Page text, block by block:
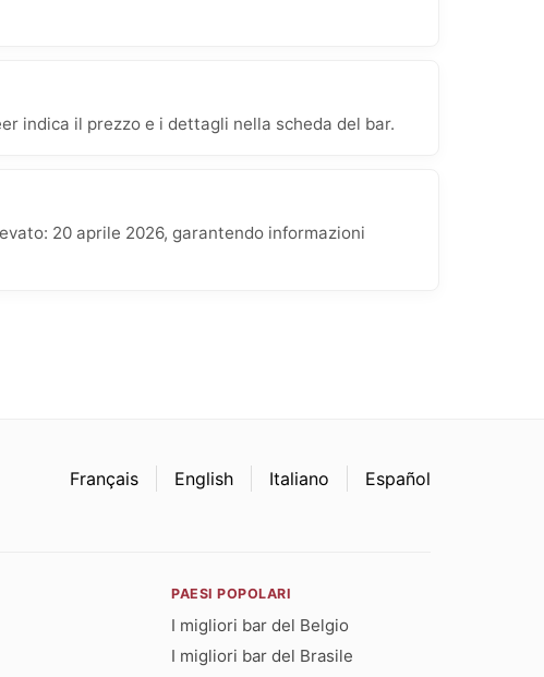
indica il prezzo e i dettagli nella scheda del bar.
20 aprile 2026, garantendo informazioni
Français English Italiano Español
PAESI POPOLARI
I migliori bar del Belgio
I migliori bar del Brasile